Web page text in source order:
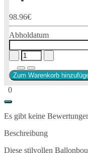
98.96€
Abholdatum
Zum Warenkorb
0
Es gibt keine
Beschreibung
Diese stilvollen